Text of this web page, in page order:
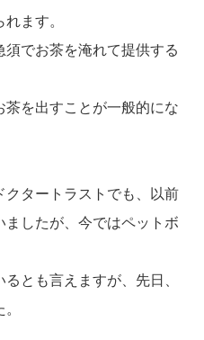
ます。
でお茶を淹れて提供する
を出すことが一般的にな
クタートラストでも、以前
したが、今ではペットボ
とも言えますが、先日、